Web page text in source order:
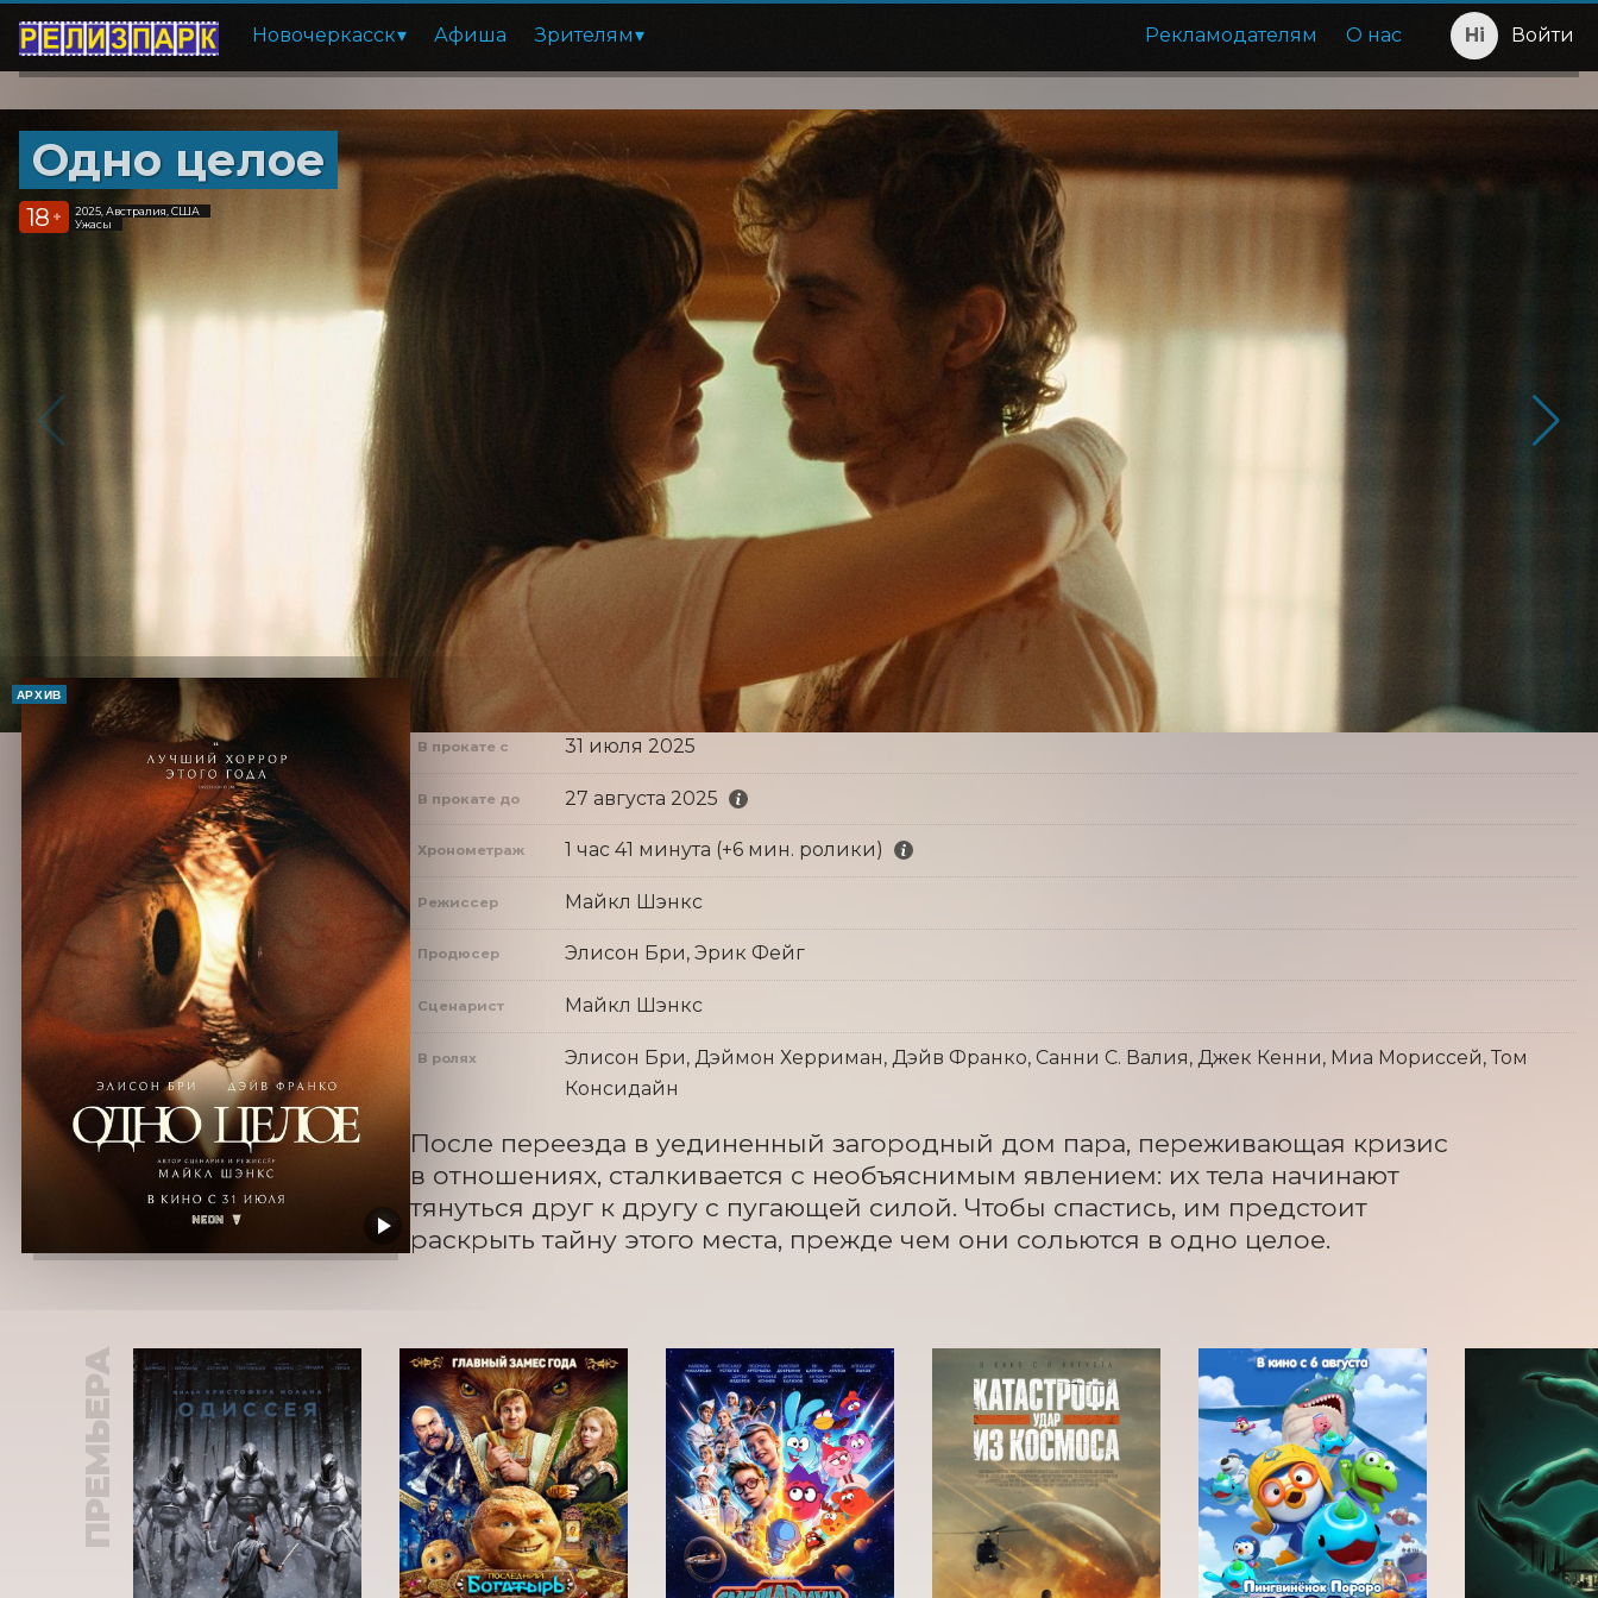
Новочеркасск Афиша Зрителям Рекламодателям О нас Войти
Одно целое
18 +
2025, Австралия, США
Ужасы
АРХИВ
В прокате с 31 июля 2025
В прокате до 27 августа 2025
Хронометраж 1 час 41 минута (+6 мин. ролики)
Режиссер Майкл Шэнкс
Продюсер Элисон Бри, Эрик Фейг
Сценарист Майкл Шэнкс
В ролях
Элисон Бри, Дэймон Херриман, Дэйв Франко, Санни С. Валия, Джек Кенни, Миа Мориссей, Том
Консидайн
После переезда в уединенный загородный дом пара, переживающая кризис
в отношениях, сталкивается с необъяснимым явлением: их тела начинают
тянуться друг к другу с пугающей силой. Чтобы спастись, им предстоит
раскрыть тайну этого места, прежде чем они сольются в одно целое.
ПРЕМЬЕРА